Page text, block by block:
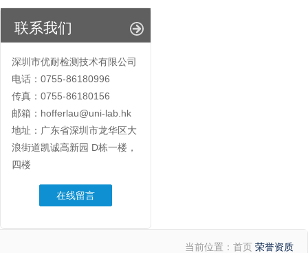
联系我们
深圳市优耐检测技术有限公司
电话：0755-86180996
传真：0755-86180156
邮箱：hofferlau@uni-lab.hk
地址：广东省深圳市龙华区大
浪街道凯诚高新园 D栋一楼，
四楼
在线留言
当前位置： 首页 荣誉资质